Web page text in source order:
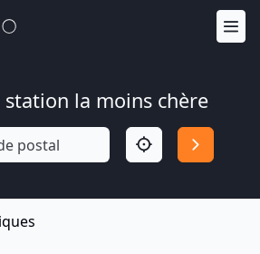
station la moins chère